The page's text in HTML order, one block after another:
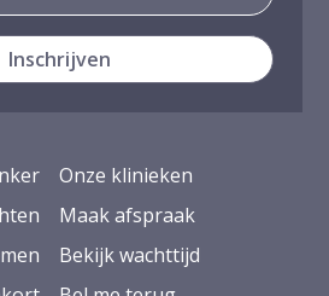
Onze klinieken
Maak afspraak
Bekijk wachttijd